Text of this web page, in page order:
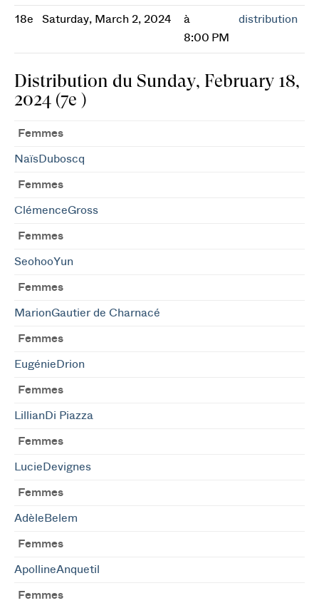
18e Saturday, March 2, 2024
à
8:00 PM
distribution
Distribution du Sunday, February 18,
2024 (7e )
Femmes
NaïsDuboscq
Femmes
ClémenceGross
Femmes
SeohooYun
Femmes
MarionGautier de Charnacé
Femmes
EugénieDrion
Femmes
LillianDi Piazza
Femmes
LucieDevignes
Femmes
AdèleBelem
Femmes
ApollineAnquetil
Femmes